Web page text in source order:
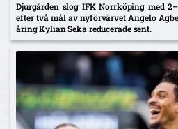
Djurgården slog IFK Norrköping med
efter två mål av nyförvärvet Angelo
åring Kylian Seka reducerade sent.